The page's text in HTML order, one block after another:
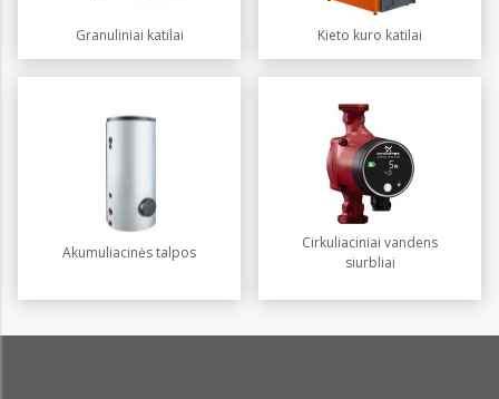
Granuliniai katilai Kieto kuro katilai
Akumuliacinės talpos
Cirkuliaciniai vandens
siurbliai